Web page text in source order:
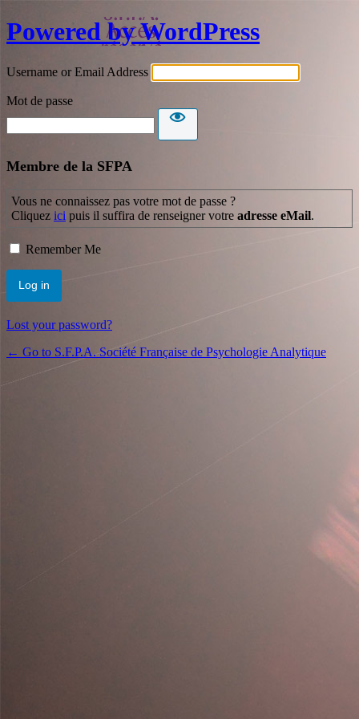
Powered by WordPress
Username or Email Address
Mot de passe
Membre de la SFPA
Vous ne connaissez pas votre mot de passe ?
Cliquez ici puis il suffira de renseigner votre adresse eMail.
Remember Me
Lost your password?
← Go to S.F.P.A. Société Française de Psychologie Analytique